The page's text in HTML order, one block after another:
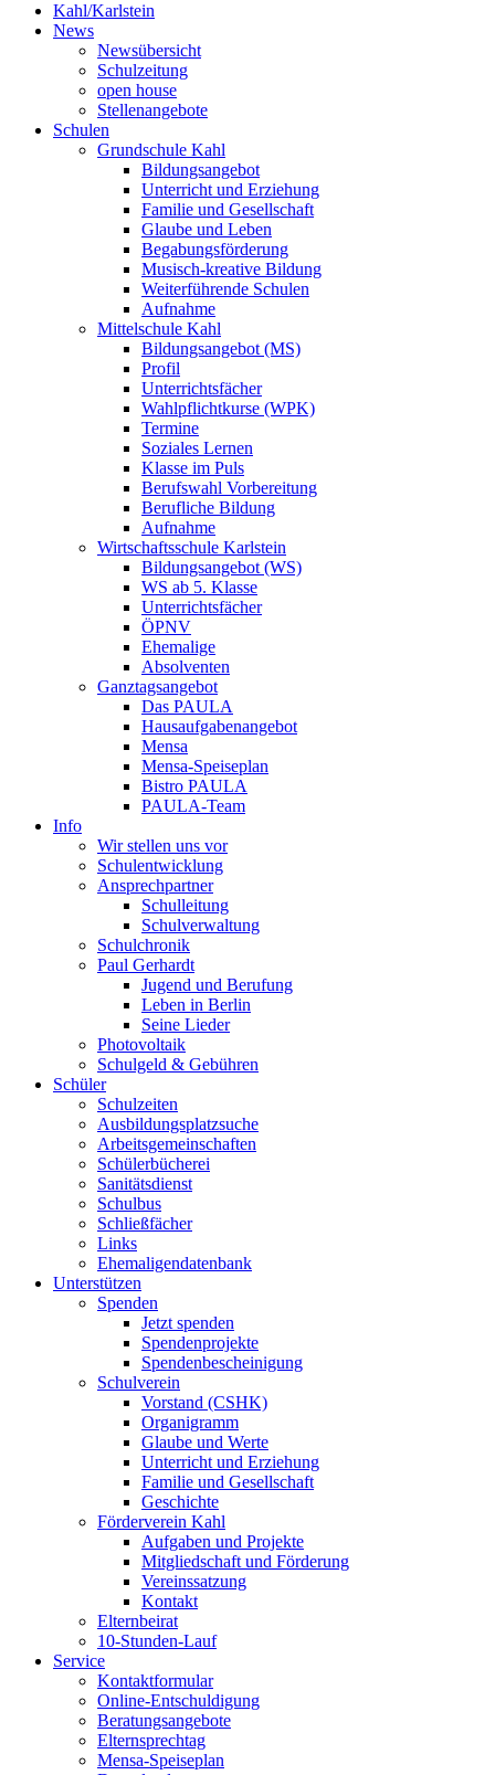
Kahl/Karlstein
News
Newsübersicht
Schulzeitung
open house
Stellenangebote
Schulen
Grundschule Kahl
Bildungsangebot
Unterricht und Erziehung
Familie und Gesellschaft
Glaube und Leben
Begabungsförderung
Musisch-kreative Bildung
Weiterführende Schulen
Aufnahme
Mittelschule Kahl
Bildungsangebot (MS)
Profil
Unterrichtsfächer
Wahlpflichtkurse (WPK)
Termine
Soziales Lernen
Klasse im Puls
Berufswahl Vorbereitung
Berufliche Bildung
Aufnahme
Wirtschaftsschule Karlstein
Bildungsangebot (WS)
WS ab 5. Klasse
Unterrichtsfächer
ÖPNV
Ehemalige
Absolventen
Ganztagsangebot
Das PAULA
Hausaufgabenangebot
Mensa
Mensa-Speiseplan
Bistro PAULA
PAULA-Team
Info
Wir stellen uns vor
Schulentwicklung
Ansprechpartner
Schulleitung
Schulverwaltung
Schulchronik
Paul Gerhardt
Jugend und Berufung
Leben in Berlin
Seine Lieder
Photovoltaik
Schulgeld & Gebühren
Schüler
Schulzeiten
Ausbildungsplatzsuche
Arbeitsgemeinschaften
Schülerbücherei
Sanitätsdienst
Schulbus
Schließfächer
Links
Ehemaligendatenbank
Unterstützen
Spenden
Jetzt spenden
Spendenprojekte
Spendenbescheinigung
Schulverein
Vorstand (CSHK)
Organigramm
Glaube und Werte
Unterricht und Erziehung
Familie und Gesellschaft
Geschichte
Förderverein Kahl
Aufgaben und Projekte
Mitgliedschaft und Förderung
Vereinssatzung
Kontakt
Elternbeirat
10-Stunden-Lauf
Service
Kontaktformular
Online-Entschuldigung
Beratungsangebote
Elternsprechtag
Mensa-Speiseplan